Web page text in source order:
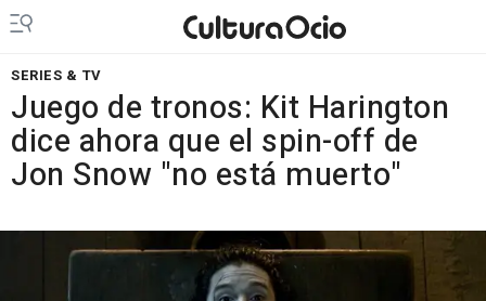
SERIES & TV
Juego de tronos: Kit Harington
dice ahora que el spin-off de
Jon Snow "no está muerto"